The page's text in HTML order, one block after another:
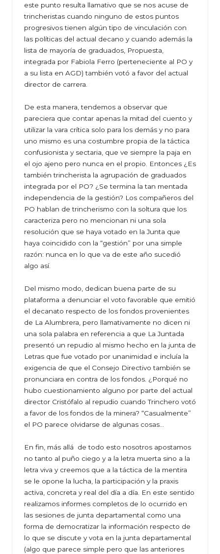
este punto resulta llamativo que se nos acuse de
trincheristas cuando ninguno de estos puntos
progresivos tienen algún tipo de vinculación con
las políticas del actual decano y cuando además la
lista de mayoría de graduados, Propuesta,
integrada por Fabiola Ferro (perteneciente al PO y
a su lista en AGD) también votó a favor del actual
director de carrera.
De esta manera, tendemos a observar que
pareciera que contar apenas la mitad del cuento y
utilizar la vara crítica solo para los demás y no para
uno mismo es una costumbre propia de la táctica
confusionista y sectaria, que ve siempre la paja en
el ojo ajeno pero nunca en el propio. Entonces ¿Es
también trincherista la agrupación de graduados
integrada por el PO? ¿Se termina la tan mentada
independencia de la gestión? Los compañeros del
PO hablan de trincherismo con la soltura que los
caracteriza pero no mencionan ni una sola
resolución que se haya votado en la Junta que
haya coincidido con la “gestión” por una simple
razón: nunca en lo que va de este año sucedió
algo así.
Del mismo modo, dedican buena parte de su
plataforma a denunciar el voto favorable que emitió
el decanato respecto de los fondos provenientes
de La Alumbrera, pero llamativamente no dicen ni
una sola palabra en referencia a que La Juntada
presentó un repudio al mismo hecho en la junta de
Letras que fue votado por unanimidad e incluía la
exigencia de que el Consejo Directivo también se
pronunciara en contra de los fondos. ¿Porqué no
hubo cuestionamiento alguno por parte del actual
director Cristófalo al repudio cuando Trinchero votó
a favor de los fondos de la minera? “Casualmente”
el PO parece olvidarse de algunas cosas…
En fin, más allá de todo esto nosotros apostamos
no tanto al puño ciego y a la letra muerta sino a la
letra viva y creemos que a la táctica de la mentira
se le opone la lucha, la participación y la praxis
activa, concreta y real del día a día. En este sentido
realizamos informes completos de lo ocurrido en
las sesiones de junta departamental como una
forma de democratizar la información respecto de
lo que se discute y vota en la junta departamental
(algo que parece simple pero que las anteriores